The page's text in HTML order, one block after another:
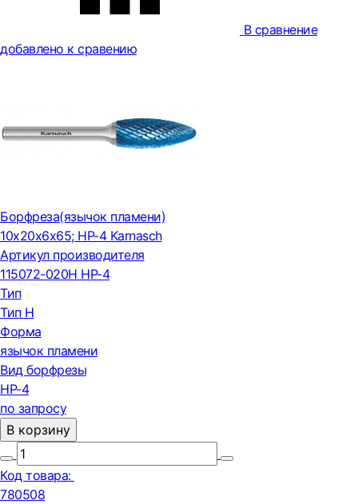
В сравнение
добавлено к сравению
Борфреза(язычок пламени)
10x20x6x65; HP-4 Karnasch
Артикул производителя
115072-020H HP-4
Тип
Тип H
Форма
язычок пламени
Вид борфрезы
HP-4
по запросу
В корзину
Код товара:
780508